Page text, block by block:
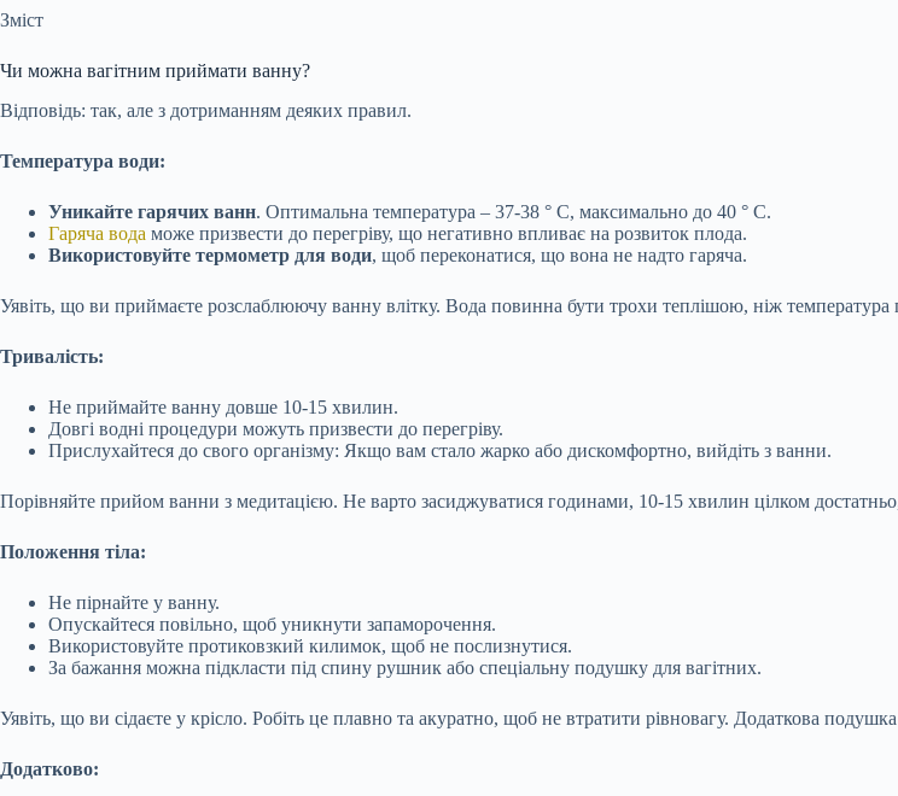
Зміст
Чи можна вагітним приймати ванну?
Відповідь: так, але з дотриманням деяких правил.
Температура води:
Уникайте гарячих ванн. Оптимальна температура – 37-38 ° C, максимально до 40 ° C.
Гаряча вода може призвести до перегріву, що негативно впливає на розвиток плода.
Використовуйте термометр для води, щоб переконатися, що вона не надто гаряча.
Уявіть, що ви приймаєте розслаблюючу ванну влітку. Вода повинна бути трохи теплішою, ніж температура
Тривалість:
Не приймайте ванну довше 10-15 хвилин.
Довгі водні процедури можуть призвести до перегріву.
Прислухайтеся до свого організму: Якщо вам стало жарко або дискомфортно, вийдіть з ванни.
Порівняйте прийом ванни з медитацією. Не варто засиджуватися годинами, 10-15 хвилин цілком
Положення тіла:
Не пірнайте у ванну.
Опускайтеся повільно, щоб уникнути запаморочення.
Використовуйте протиковзкий килимок, щоб не послизнутися.
За бажання можна підкласти під спину рушник або спеціальну подушку для вагітних.
Уявіть, що ви сідаєте у крісло. Робіть це плавно та акуратно, щоб не втратити рівновагу. Додаткова
Додатково: